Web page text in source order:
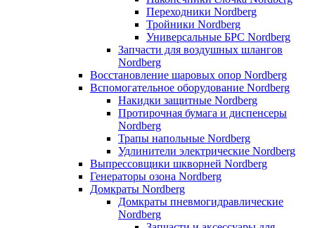
Переходники Nordberg
Тройники Nordberg
Универсальные БРС Nordberg
Запчасти для воздушных шлангов
Nordberg
Восстановление шаровых опор Nordberg
Вспомогательное оборудование Nordberg
Накидки защитные Nordberg
Протирочная бумага и диспенсеры
Nordberg
Трапы напольные Nordberg
Удлинители электрические Nordberg
Выпрессовщики шкворней Nordberg
Генераторы озона Nordberg
Домкраты Nordberg
Домкраты пневмогидравлические
Nordberg